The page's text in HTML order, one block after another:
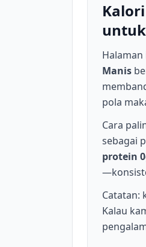
Manis
pola
Cara
sebagai
protein
Catatan:
Kalau